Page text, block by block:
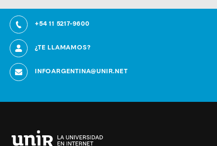
+54 11 5217-9600
¿TE LLAMAMOS?
INFOARGENTINA@UNIR.NET